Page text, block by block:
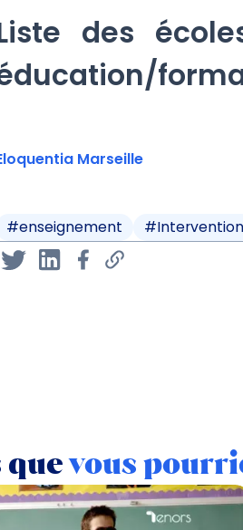
des
Marseille
#enseignement #Intervention
quevous